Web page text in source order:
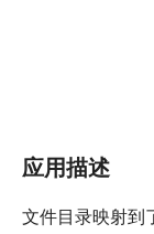
应用描述
文件目录映射到